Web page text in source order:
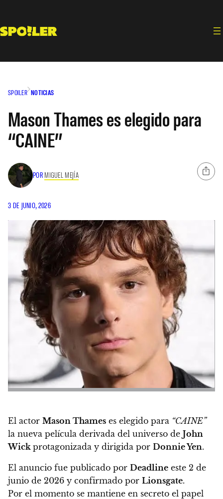
contenido
SPOILER NOTICIAS
Mason Thames es elegido para
“CAINE”
POR MIGUEL MEJÍA
3 DE JUNIO, 2026
El actor Mason Thames es elegido para “CAINE”
la nueva película derivada del universo de John
Wick protagonizada y dirigida por Donnie Yen.
El anuncio fue publicado por Deadline este 2 de
junio de 2026 y confirmado por Lionsgate.
Por el momento se mantiene en secreto el papel